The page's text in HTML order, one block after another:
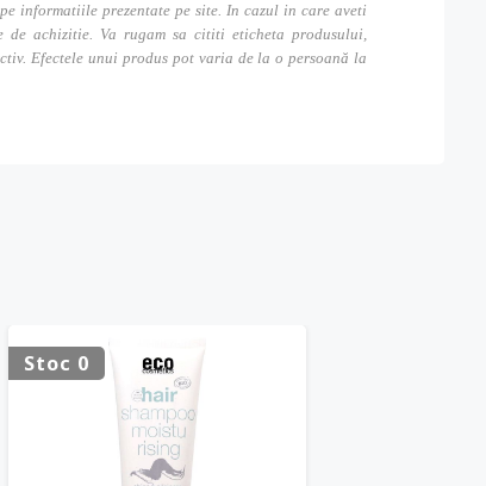
informatiile prezentate pe site. In cazul in care aveti
achizitie. Va rugam sa cititi eticheta produsului,
Efectele unui produs pot varia de la o persoană la
Stoc 0